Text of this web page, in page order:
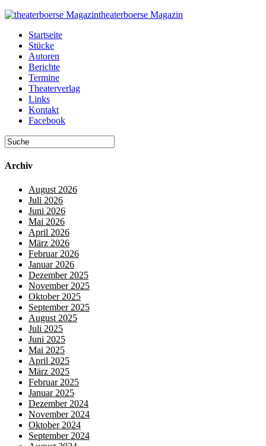
theaterboerse Magazin
Startseite
Stücke
Autoren
Berichte
Termine
Theaterverlag
Links
Kontakt
Facebook
Archiv
August 2026
Juli 2026
Juni 2026
Mai 2026
April 2026
März 2026
Februar 2026
Januar 2026
Dezember 2025
November 2025
Oktober 2025
September 2025
August 2025
Juli 2025
Juni 2025
Mai 2025
April 2025
März 2025
Februar 2025
Januar 2025
Dezember 2024
November 2024
Oktober 2024
September 2024